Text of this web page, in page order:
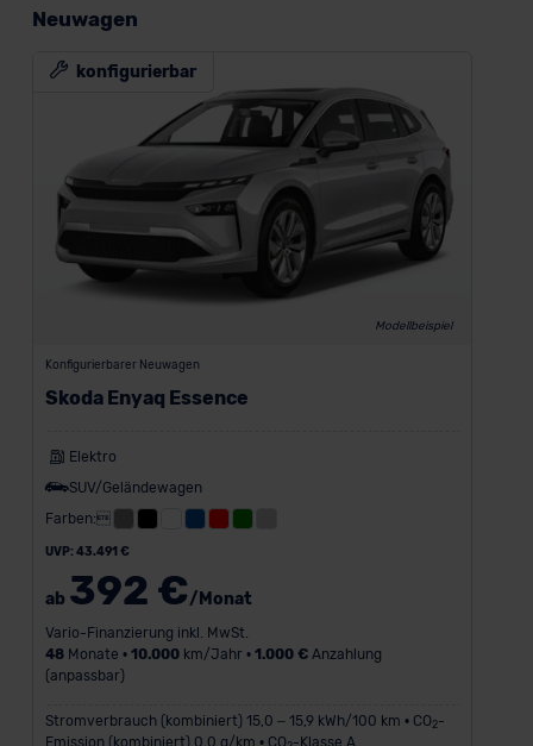
Neuwagen
Modellbeispiel
konfigurierbar
Konfigurierbarer Neuwagen
Skoda Enyaq Essence
Elektro
SUV/Geländewagen
Farben:
UVP: 43.491 €
ab 392 €/Monat
Vario-Finanzierung inkl. MwSt.
48Monate • 10.000km/Jahr • 1.000 €Anzahlung
(anpassbar)
Stromverbrauch (kombiniert) 15,0 – 15,9 kWh/100 km • CO2-
Emission (kombiniert) 0,0 g/km • CO -Klasse A